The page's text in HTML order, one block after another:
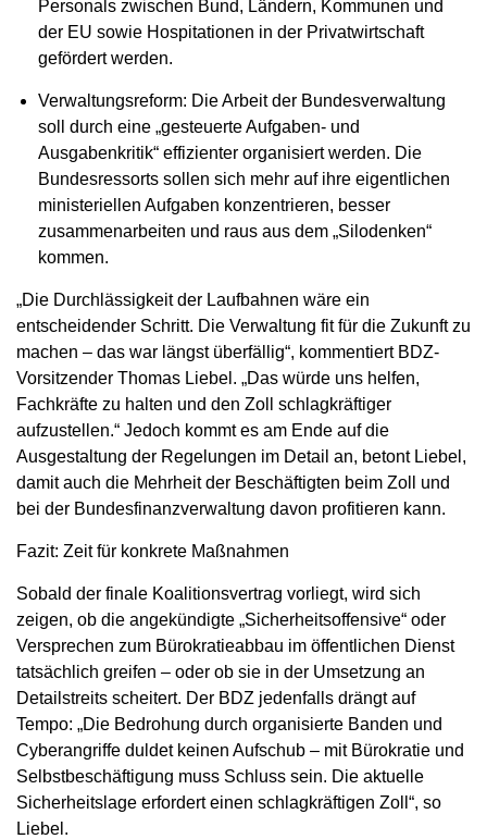
Personals zwischen Bund, Ländern, Kommunen und
der EU sowie Hospitationen in der Privatwirtschaft
gefördert werden.
Verwaltungsreform: Die Arbeit der Bundesverwaltung
soll durch eine „gesteuerte Aufgaben- und
Ausgabenkritik“ effizienter organisiert werden. Die
Bundesressorts sollen sich mehr auf ihre eigentlichen
ministeriellen Aufgaben konzentrieren, besser
zusammenarbeiten und raus aus dem „Silodenken“
kommen.
„Die Durchlässigkeit der Laufbahnen wäre ein
entscheidender Schritt. Die Verwaltung fit für die Zukunft zu
machen – das war längst überfällig“, kommentiert BDZ-
Vorsitzender Thomas Liebel. „Das würde uns helfen,
Fachkräfte zu halten und den Zoll schlagkräftiger
aufzustellen.“ Jedoch kommt es am Ende auf die
Ausgestaltung der Regelungen im Detail an, betont Liebel,
damit auch die Mehrheit der Beschäftigten beim Zoll und
bei der Bundesfinanzverwaltung davon profitieren kann.
Fazit: Zeit für konkrete Maßnahmen
Sobald der finale Koalitionsvertrag vorliegt, wird sich
zeigen, ob die angekündigte „Sicherheitsoffensive“ oder
Versprechen zum Bürokratieabbau im öffentlichen Dienst
tatsächlich greifen – oder ob sie in der Umsetzung an
Detailstreits scheitert. Der BDZ jedenfalls drängt auf
Tempo: „Die Bedrohung durch organisierte Banden und
Cyberangriffe duldet keinen Aufschub – mit Bürokratie und
Selbstbeschäftigung muss Schluss sein. Die aktuelle
Sicherheitslage erfordert einen schlagkräftigen Zoll“, so
Liebel.